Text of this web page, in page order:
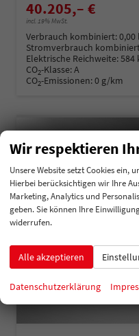
40.205,– €
incl. 19% MwSt.
Verbrauch kombiniert:0,00
Stromverbrauch
Elektrische Reichweite:584
CO2-Klasse:A
CO2-Emissionen:0 g/km
Wir respektieren
Unsere Website setzt Cookies ein,
Hierbei berücksichtigen wir Ihre
Marketing, Analytics und
geben. Sie können Ihre
widerrufen.
Alle akzeptieren
Datenschutzerklärung